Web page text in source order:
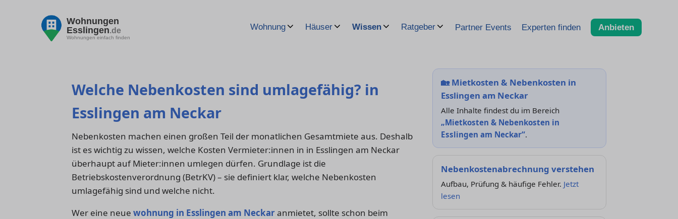
Wohnungen
Esslingen.de
Wohnungen einfach finden
Wohnung Häuser Wissen Ratgeber Partner Events Experten finden Anbieten
Welche Nebenkosten sind umlagefähig? in
Esslingen am Neckar
Nebenkosten machen einen großen Teil der monatlichen Gesamtmiete aus. Deshalb
ist es wichtig zu wissen, welche Kosten Vermieter:innen in in Esslingen am Neckar
überhaupt auf Mieter:innen umlegen dürfen. Grundlage ist die
Betriebskostenverordnung (BetrKV) – sie definiert klar, welche Nebenkosten
umlagefähig sind und welche nicht.
Wer eine neue wohnung in Esslingen am Neckaranmietet, sollte schon beim
🏡Mietkosten & Nebenkosten in
Esslingen am Neckar
Alle Inhalte findest du im Bereich
„Mietkosten & Nebenkosten in
Esslingen am Neckar“.
Nebenkostenabrechnung verstehen
Aufbau, Prüfung & häufige Fehler. Jetzt
lesen